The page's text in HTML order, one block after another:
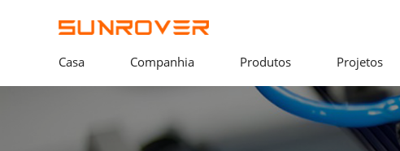
Casa Companhia Produtos Projetos